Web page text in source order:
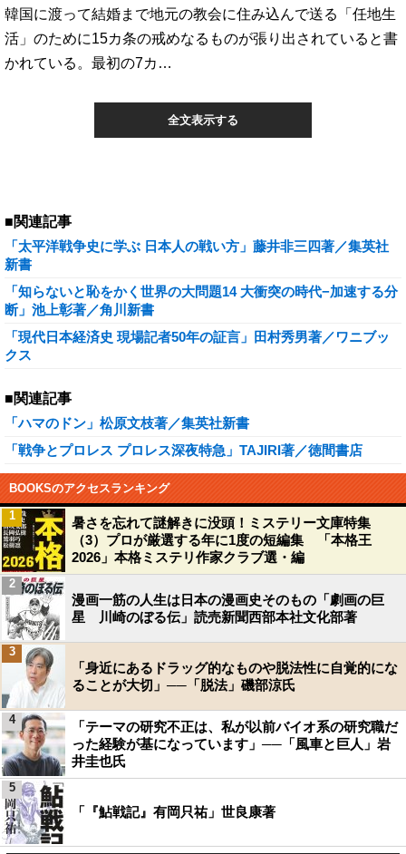
韓国に渡って結婚まで地元の教会に住み込んで送る「任地生
活」のために15カ条の戒めなるものが張り出されていると書
かれている。最初の7カ…
全文表示する
■関連記事
「太平洋戦争史に学ぶ 日本人の戦い方」藤井非三四著／集英社
新書
「知らないと恥をかく世界の大問題14 大衝突の時代−加速する分
断」池上彰著／角川新書
「現代日本経済史 現場記者50年の証言」田村秀男著／ワニブッ
クス
■関連記事
「ハマのドン」松原文枝著／集英社新書
「戦争とプロレス プロレス深夜特急」TAJIRI著／徳間書店
BOOKSのアクセスランキング
暑さを忘れて謎解きに没頭！ミステリー文庫特集
（3）プロが厳選する年に1度の短編集 「本格王
2026」本格ミステリ作家クラブ選・編
1
漫画一筋の人生は日本の漫画史そのもの「劇画の巨
星 川崎のぼる伝」読売新聞西部本社文化部著
2
「身近にあるドラッグ的なものや脱法性に自覚的にな
ることが大切」──「脱法」磯部涼氏
3
「テーマの研究不正は、私が以前バイオ系の研究職だ
った経験が基になっています」──「風車と巨人」岩
井圭也氏
4
「『鮎戦記』有岡只祐」世良康著
5